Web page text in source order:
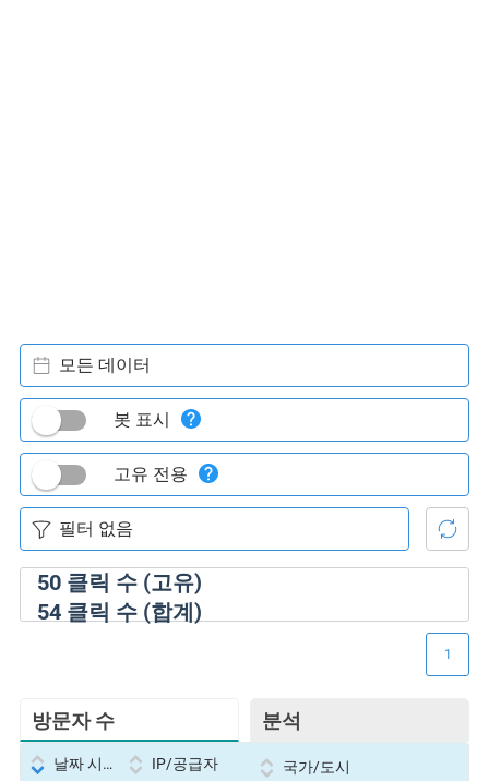
50클릭 수 (고유)
54클릭 수 (합계)
모든 데이터
봇 표시
고유 전용
방문자 수 분석
1
날짜 시간 IP/공급자 국가/도시